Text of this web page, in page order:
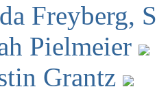
Freyberg,
Pielmeier
Grantz